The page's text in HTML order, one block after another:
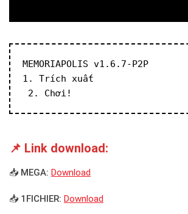
MEMORIAPOLIS v1.6.7-P2P
1. Trích xuất
2. Chơi!
📌 Link download:
📥 MEGA: Download
📥 1FICHIER: Download